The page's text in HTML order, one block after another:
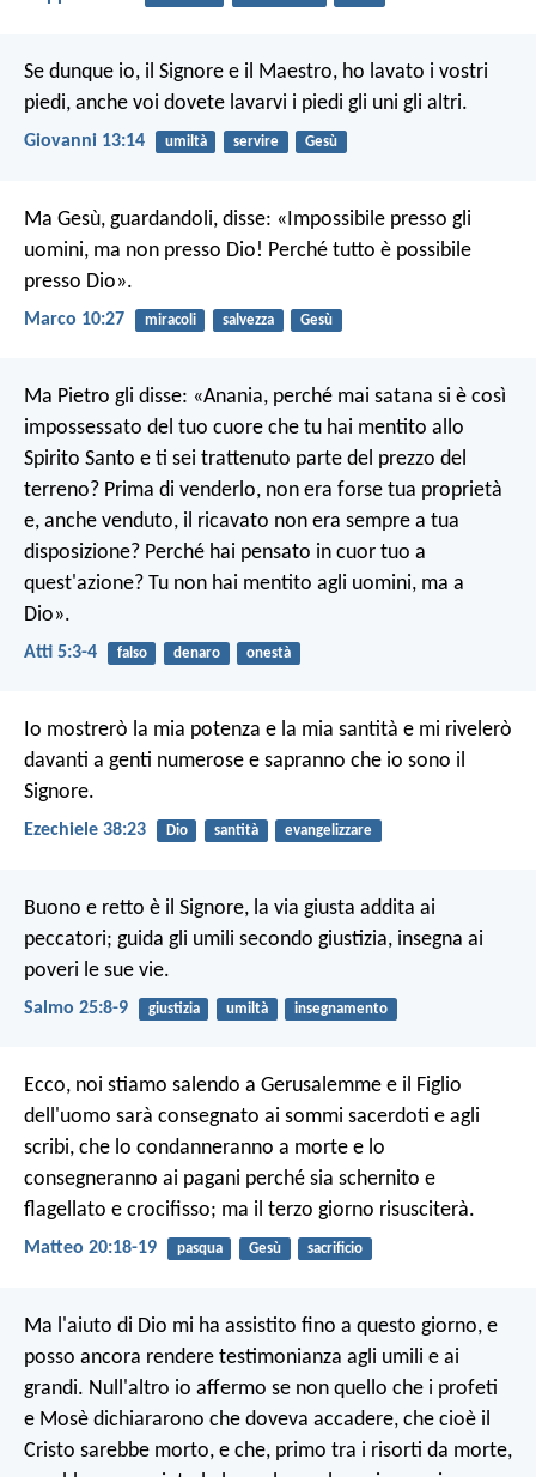
Se dunque io, il Signore e il Maestro, ho lavato i vostri
piedi, anche voi dovete lavarvi i piedi gli uni gli altri.
Giovanni 13:14 umiltà servire Gesù
Ma Gesù, guardandoli, disse: «Impossibile presso gli
uomini, ma non presso Dio! Perché tutto è possibile
presso Dio».
Marco 10:27 miracoli salvezza Gesù
Ma Pietro gli disse: «Anania, perché mai satana si è così
impossessato del tuo cuore che tu hai mentito allo
Spirito Santo e ti sei trattenuto parte del prezzo del
terreno? Prima di venderlo, non era forse tua proprietà
e, anche venduto, il ricavato non era sempre a tua
disposizione? Perché hai pensato in cuor tuo a
quest'azione? Tu non hai mentito agli uomini, ma a
Dio».
Atti 5:3-4 falso denaro onestà
Io mostrerò la mia potenza e la mia santità e mi rivelerò
davanti a genti numerose e sapranno che io sono il
Signore.
Ezechiele 38:23 Dio santità evangelizzare
Buono e retto è il Signore, la via giusta addita ai
peccatori; guida gli umili secondo giustizia, insegna ai
poveri le sue vie.
Salmo 25:8-9 giustizia umiltà insegnamento
Ecco, noi stiamo salendo a Gerusalemme e il Figlio
dell'uomo sarà consegnato ai sommi sacerdoti e agli
scribi, che lo condanneranno a morte e lo
consegneranno ai pagani perché sia schernito e
flagellato e crocifisso; ma il terzo giorno risusciterà.
Matteo 20:18-19 pasqua Gesù sacrificio
Ma l'aiuto di Dio mi ha assistito fino a questo giorno, e
posso ancora rendere testimonianza agli umili e ai
grandi. Null'altro io affermo se non quello che i profeti
e Mosè dichiararono che doveva accadere, che cioè il
Cristo sarebbe morto, e che, primo tra i risorti da morte,